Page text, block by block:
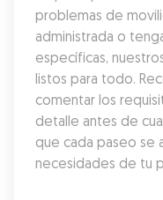
problemas de
administrada o
específicas,
listos para todo.
comentar los
detalle antes de
que cada paseo se
necesidades de tu